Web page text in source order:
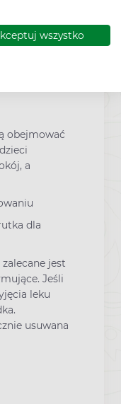
wszystko
pod
leczniczy.
obejmować
a
dla
jest
Jeśli
leku
usuwana